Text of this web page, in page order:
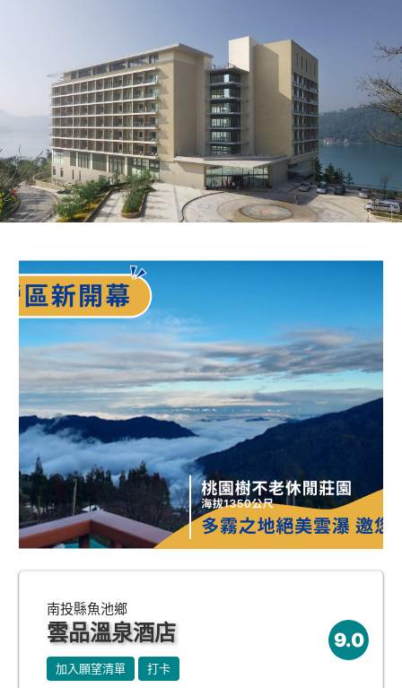
南投縣魚池鄉
雲品溫泉酒店 9.0
加入願望清單 打卡